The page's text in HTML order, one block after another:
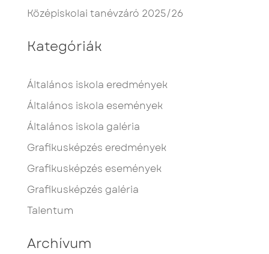
Középiskolai tanévzáró 2025/26
Kategóriák
Általános iskola eredmények
Általános iskola események
Általános iskola galéria
Grafikusképzés eredmények
Grafikusképzés események
Grafikusképzés galéria
Talentum
Archívum